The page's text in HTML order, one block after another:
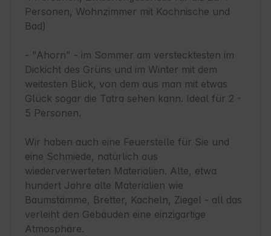
Personen, Wohnzimmer mit Kochnische und
Bad)
- "Ahorn" - im Sommer am verstecktesten im
Dickicht des Grüns und im Winter mit dem
weitesten Blick, von dem aus man mit etwas
Glück sogar die Tatra sehen kann. Ideal für 2 -
5 Personen.
Wir haben auch eine Feuerstelle für Sie und
eine Schmiede, natürlich aus
wiederverwerteten Materialien. Alte, etwa
hundert Jahre alte Materialien wie
Baumstämme, Bretter, Kacheln, Ziegel - all das
verleiht den Gebäuden eine einzigartige
Atmosphäre.